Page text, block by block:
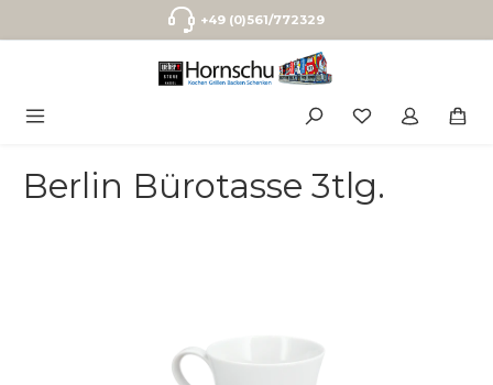
Zum Hauptinhalt springen+49 (0)561/772329
Berlin Bürotasse 3tlg.